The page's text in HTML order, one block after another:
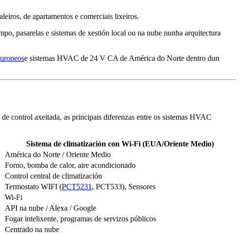
de apartamentos e comerciais lixeiros.
pasarelas e sistemas de xestión local ou na nube nunha arquitectura
e sistemas HVAC de 24 V CA de América do Norte dentro dun
control axeitada, as principais diferenzas entre os sistemas HVAC
Sistema de climatización con Wi-Fi (EUA/Oriente Medio)
América do Norte / Oriente Medio
Forno, bomba de calor, aire acondicionado
Control central de climatización
Termostato WIFI (PCT5231 , PCT533), Sensores
Wi-Fi
API na nube / Alexa / Google
Fogar intelixente, programas de servizos públicos
Centrado na nube